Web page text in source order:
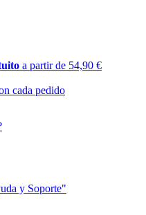
a partir de 54,90 €
cada pedido
y Soporte"